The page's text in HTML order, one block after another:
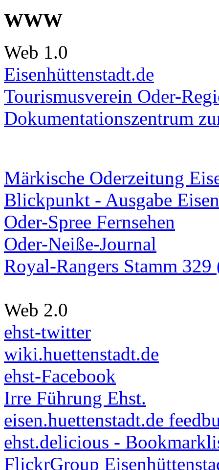
WWW
Web 1.0
Eisenhüttenstadt.de
Tourismusverein Oder-
Dokumentationszentrum
Märkische Oderzeitung
Blickpunkt - Ausgabe
Oder-Spree Fernsehen
Oder-Neiße-Journal
Royal-Rangers Stamm
Web 2.0
ehst-twitter
wiki.huettenstadt.de
ehst-Facebook
Irre Führung Ehst.
eisen.huettenstadt.de
ehst.delicious -
FlickrGroup